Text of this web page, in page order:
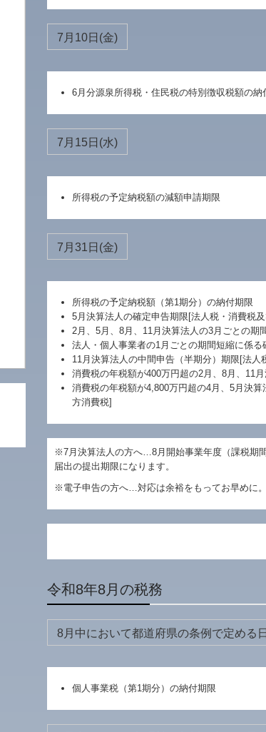
7月10日(金)
6月分源泉所得税・住民税の特別徴収税額の
7月15日(水)
所得税の予定納税額の減額申請期限
7月31日(金)
所得税の予定納税額（第1期分）の納付期限
5月決算法人の確定申告期限[法人税・消費税
2月、5月、8月、11月決算法人の3月ごとの期
法人・個人事業者の1月ごとの期間短縮に係
11月決算法人の中間申告（半期分）期限[法
消費税の年税額が400万円超の2月、8月、11
消費税の年税額が4,800万円超の4月、5月決
方消費税]
※7月決算法人の方へ…8月開始事業年度（課税期
届出の提出期限になります。
※電子申告の方へ…対応は余裕をもってお早めに
令和8年8月の税務
8月中において都道府県の条例で定める日
個人事業税（第1期分）の納付期限